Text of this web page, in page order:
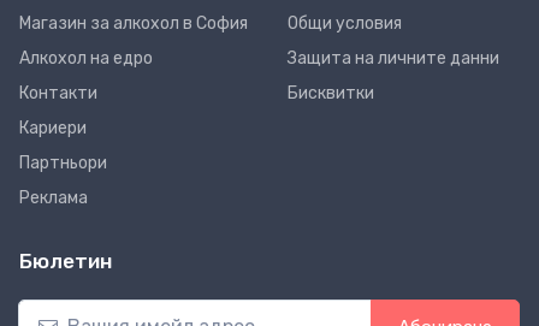
Магазин за алкохол в София
Алкохол на едро
Контакти
Кариери
Партньори
Реклама
Общи условия
Защита на личните данни
Бисквитки
Бюлетин